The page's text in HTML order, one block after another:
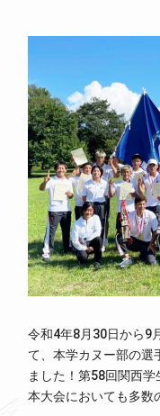
令和4年8月30日から9
て、本学カヌー部の選
ました！第58回関西学
本大会においても多数